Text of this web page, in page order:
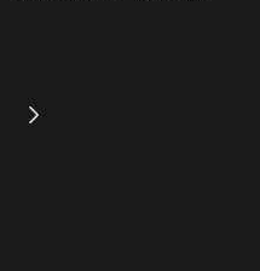
監視対象No.161「怪獣犬ソウバッ
カ」について、ルル・ドゥ・ピカー